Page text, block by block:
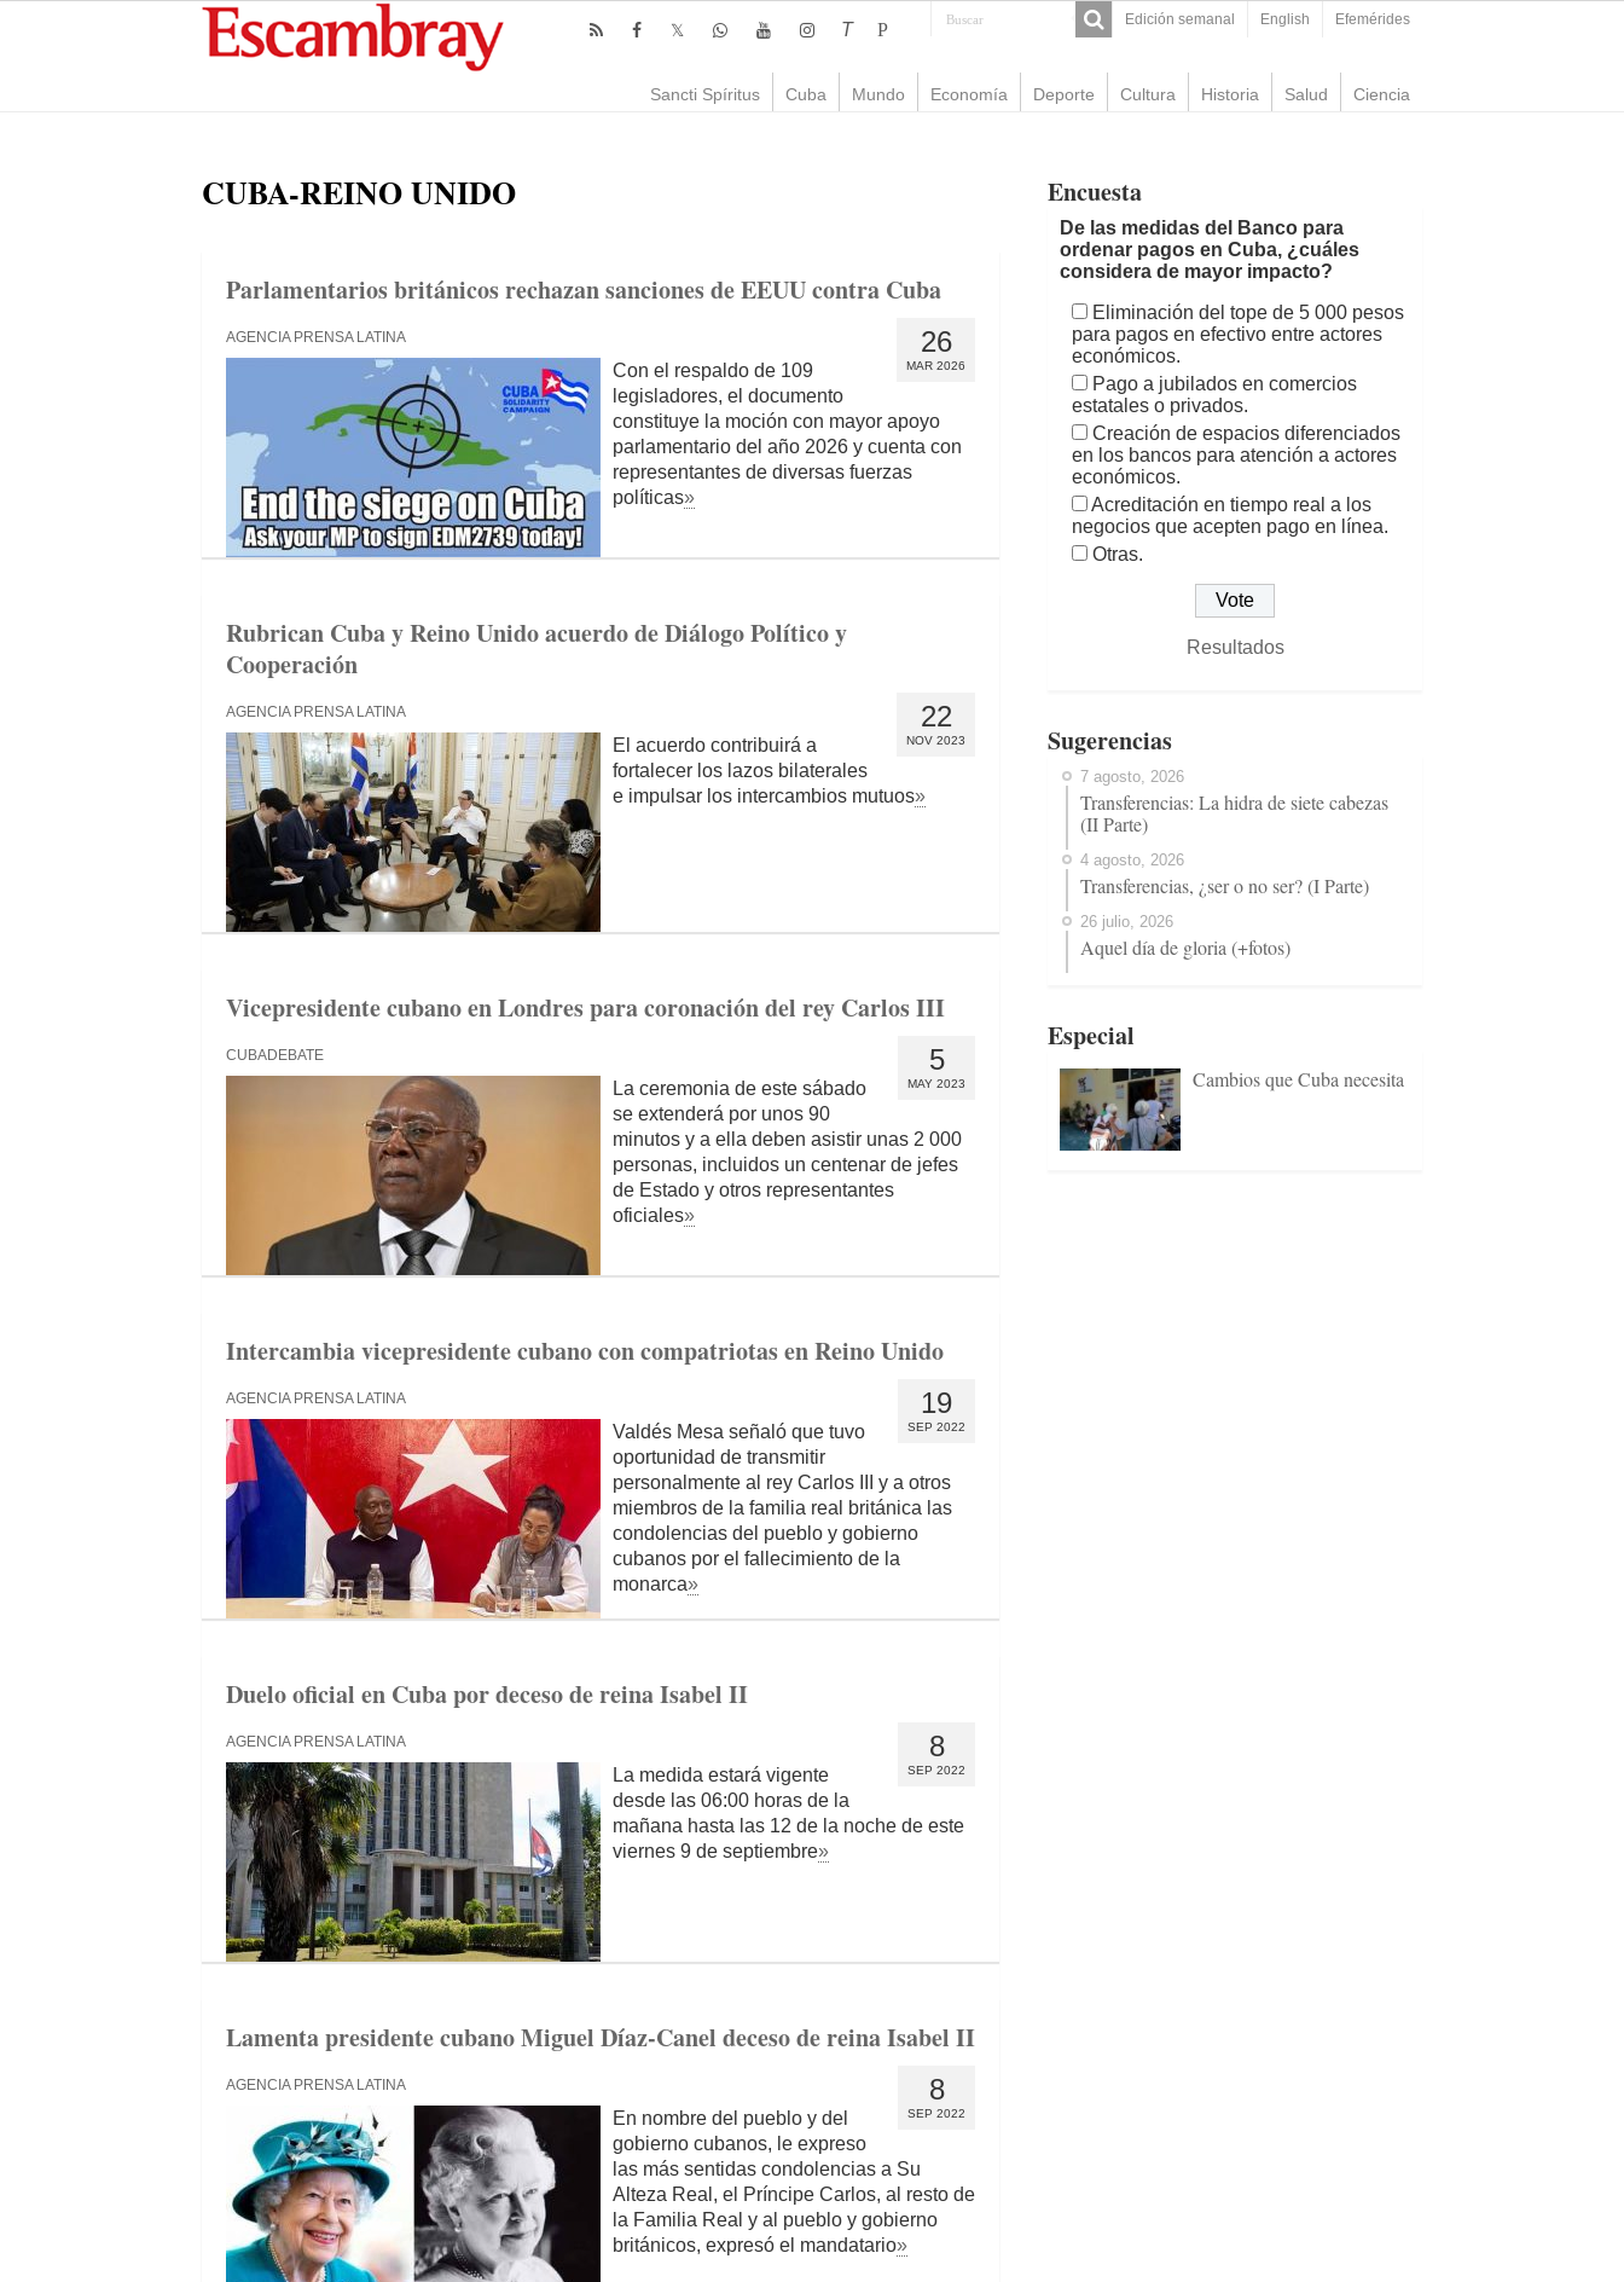
Edición semanal English Efemérides
T P
Sancti Spíritus Cuba Mundo Economía Deporte Cultura Historia Salud Ciencia
CUBA-REINO UNIDO
Parlamentarios británicos rechazan sanciones de EEUU contra Cuba
26
MAR 2026
AGENCIA PRENSA LATINA
Con el respaldo de 109
legisladores, el documento
constituye la moción con mayor apoyo
parlamentario del año 2026 y cuenta con
representantes de diversas fuerzas
políticas»
Rubrican Cuba y Reino Unido acuerdo de Diálogo Político y
Cooperación
22
NOV 2023
AGENCIA PRENSA LATINA
El acuerdo contribuirá a
fortalecer los lazos bilaterales
e impulsar los intercambios mutuos»
Vicepresidente cubano en Londres para coronación del rey Carlos III
5
MAY 2023
CUBADEBATE
La ceremonia de este sábado
se extenderá por unos 90
minutos y a ella deben asistir unas 2 000
personas, incluidos un centenar de jefes
de Estado y otros representantes
oficiales»
Intercambia vicepresidente cubano con compatriotas en Reino Unido
19
SEP 2022
AGENCIA PRENSA LATINA
Valdés Mesa señaló que tuvo
oportunidad de transmitir
personalmente al rey Carlos III y a otros
miembros de la familia real británica las
condolencias del pueblo y gobierno
cubanos por el fallecimiento de la
monarca»
Duelo oficial en Cuba por deceso de reina Isabel II
8
SEP 2022
AGENCIA PRENSA LATINA
La medida estará vigente
desde las 06:00 horas de la
mañana hasta las 12 de la noche de este
viernes 9 de septiembre»
Lamenta presidente cubano Miguel Díaz-Canel deceso de reina Isabel II
8
SEP 2022
AGENCIA PRENSA LATINA
En nombre del pueblo y del
gobierno cubanos, le expreso
las más sentidas condolencias a Su
Alteza Real, el Príncipe Carlos, al resto de
la Familia Real y al pueblo y gobierno
británicos, expresó el mandatario»
Encuesta
De las medidas del Banco para
ordenar pagos en Cuba, ¿cuáles
considera de mayor impacto?
Eliminación del tope de 5 000 pesos
para pagos en efectivo entre actores
económicos.
Pago a jubilados en comercios
estatales o privados.
Creación de espacios diferenciados
en los bancos para atención a actores
económicos.
Acreditación en tiempo real a los
negocios que acepten pago en línea.
Otras.
Resultados
Sugerencias
7 agosto, 2026
Transferencias: La hidra de siete cabezas
(II Parte)
4 agosto, 2026
Transferencias, ¿ser o no ser? (I Parte)
26 julio, 2026
Aquel día de gloria (+fotos)
Especial
Cambios que Cuba necesita